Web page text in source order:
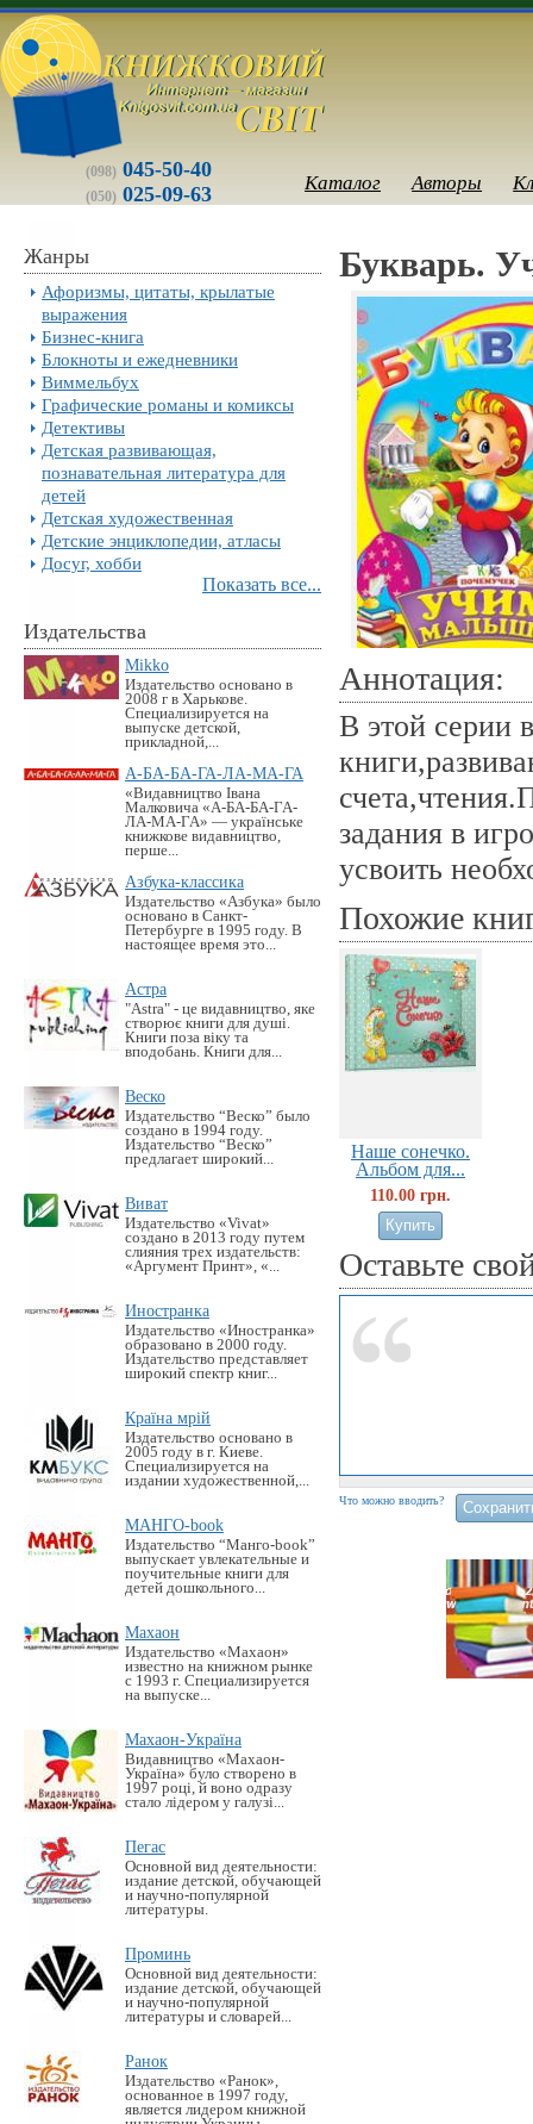
(098) 045-50-40
(050) 025-09-63 Каталог Авторы
Жанры
Афоризмы, цитаты, крылатые
выражения
Бизнес-книга
Блокноты и ежедневники
Виммельбух
Графические романы и комиксы
Детективы
Детская развивающая,
познавательная литература для
детей
Детская художественная
Детские энциклопедии, атласы
Досуг, хобби
Показать все...
Издательства
Mikko
Издательство основано в
2008 г в Харькове.
Специализируется на
выпуске детской,
прикладной,...
А-БА-БА-ГА-ЛА-МА-ГА
«Видавництво Івана
Малковича «А-БА-БА-ГА-
ЛА-МА-ГА» — українське
книжкове видавництво,
перше...
Азбука-классика
Издательство «Азбука» было
основано в Санкт-
Петербурге в 1995 году. В
настоящее время это...
Астра
"Astra" - це видавництво, яке
створює книги для душі.
Книги поза віку та
вподобань. Книги для...
Веско
Издательство “Веско” было
создано в 1994 году.
Издательство “Веско”
предлагает широкий...
Виват
Издательство «Vivat»
создано в 2013 году путем
слияния трех издательств:
«Аргумент Принт», «...
Иностранка
Издательство «Иностранка»
образовано в 2000 году.
Издательство представляет
широкий спектр книг...
Країна мрій
Издательство основано в
2005 году в г. Киеве.
Специализируется на
издании художественной,...
МАНГО-book
Издательство “Манго-book”
выпускает увлекательные и
поучительные книги для
детей дошкольного...
Махаон
Издательство «Махаон»
известно на книжном рынке
с 1993 г. Специализируется
на выпуске...
Махаон-Україна
Видавництво «Махаон-
Україна» було створено в
1997 році, й воно одразу
стало лідером у галузі...
Пегас
Основной вид деятельности:
издание детской, обучающей
и научно-популярной
литературы.
Проминь
Основной вид деятельности:
издание детской, обучающей
и научно-популярной
литературы и словарей...
Ранок
Издательство «Ранок»,
основанное в 1997 году,
является лидером книжной
Букварь.
Аннотация:
В этой серии
задания в
усвоить
Похожие
Наше сонечко.
Альбом для...
110.00 грн.
Оставьте
Что можно вводить?